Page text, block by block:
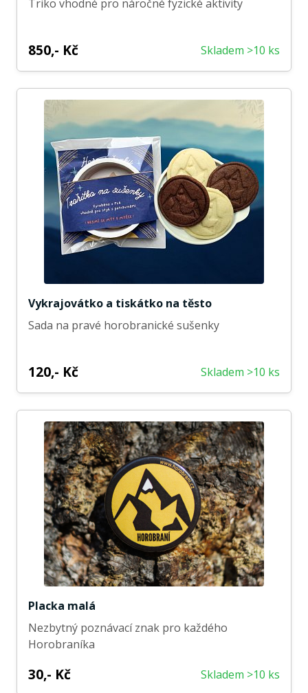
Triko vhodné pro náročné fyzické aktivity
850,- Kč Skladem >10 ks
Vykrajovátko a tiskátko na těsto
Sada na pravé horobranické sušenky
120,- Kč Skladem >10 ks
Placka malá
Nezbytný poznávací znak pro každého
Horobraníka
30,- Kč Skladem >10 ks